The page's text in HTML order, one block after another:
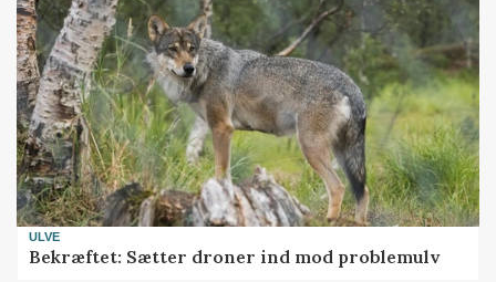
ULVE
Bekræftet: Sætter droner ind mod problemulv